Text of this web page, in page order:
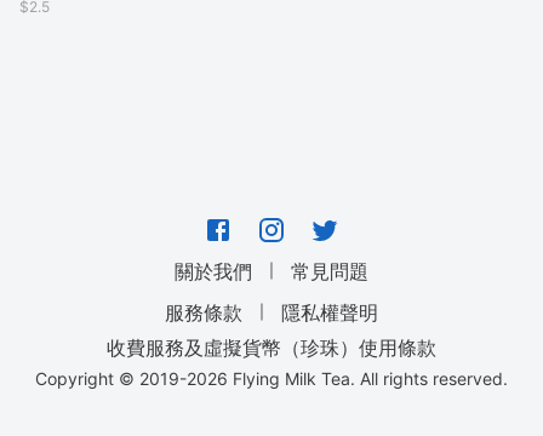
$2.5
關於我們 ｜
常見問題
服務條款
｜
隱私權聲明
收費服務及虛擬貨幣（珍珠）使用條款
Copyright © 2019-2026 Flying Milk Tea. All rights reserved.